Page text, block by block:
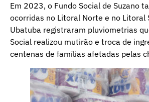
Em 2023, o Fundo Social de Suzano
ocorridas no Litoral Norte e no Litoral
Ubatuba registraram pluviometrias
Social realizou mutirão e troca de
centenas de famílias afetadas pelas